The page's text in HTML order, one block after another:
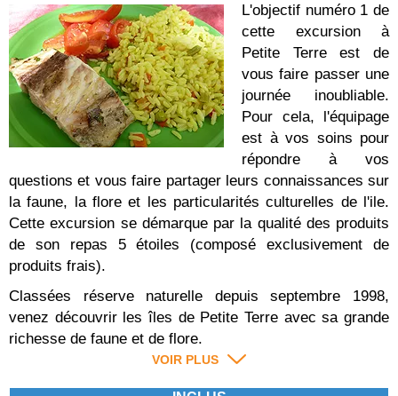
L'objectif numéro 1 de
cette excursion à
Petite Terre est de
vous faire passer une
journée inoubliable.
Pour cela, l'équipage
est à vos soins pour
répondre à vos
questions et vous faire partager leurs connaissances sur
la faune, la flore et les particularités culturelles de l'ile.
Cette excursion se démarque par la qualité des produits
de son repas 5 étoiles (composé exclusivement de
produits frais).
Classées réserve naturelle depuis septembre 1998,
venez découvrir les îles de Petite Terre avec sa grande
richesse de faune et de flore.
VOIR PLUS